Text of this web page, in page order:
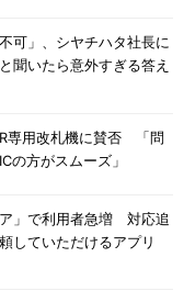
可」、シヤチハタ社長に
聞いたら意外すぎる答え
専用改札機に賛否 「問
の方がスムーズ」
」で利用者急増 対応追
していただけるアプリ